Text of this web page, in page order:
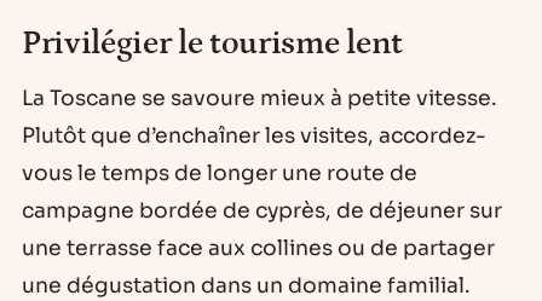
Privilégier le tourisme lent
La Toscane se savoure mieux à petite vitesse.
Plutôt que d’enchaîner les visites, accordez-
vous le temps de longer une route de
campagne bordée de cyprès, de déjeuner sur
une terrasse face aux collines ou de partager
une dégustation dans un domaine familial.